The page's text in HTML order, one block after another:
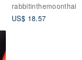
rabbitinthemoonthai
US$ 18.57